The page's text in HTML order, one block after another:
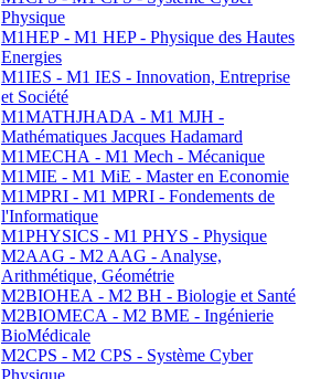
Physique
M1HEP - M1 HEP - Physique des Hautes
Energies
M1IES - M1 IES - Innovation, Entreprise
et Société
M1MATHJHADA - M1 MJH -
Mathématiques Jacques Hadamard
M1MECHA - M1 Mech - Mécanique
M1MIE - M1 MiE - Master en Economie
M1MPRI - M1 MPRI - Fondements de
l'Informatique
M1PHYSICS - M1 PHYS - Physique
M2AAG - M2 AAG - Analyse,
Arithmétique, Géométrie
M2BIOHEA - M2 BH - Biologie et Santé
M2BIOMECA - M2 BME - Ingénierie
BioMédicale
M2CPS - M2 CPS - Système Cyber
Physique